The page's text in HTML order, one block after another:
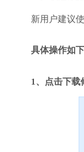
新用户建议
具体操作如下
1、点击下载